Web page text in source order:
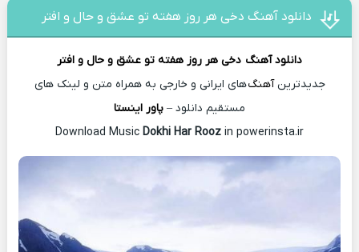
دانلود آهنگ دخی هر روز هفته تو عشق و حال و افتر
دانلود آهنگ دخی هر روز هفته تو عشق و حال و افتر
جدیدترینآهنگهای ایرانی و خارجی به همراه متن و لینک های
مستقیم دانلود – پاور اینستا
Download Music
Dokhi Har Rooz in powerinsta.ir